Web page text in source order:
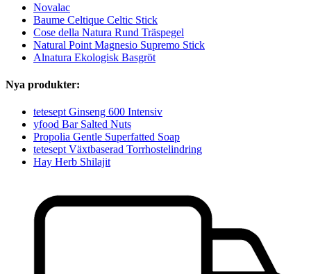
Novalac
Baume Celtique Celtic Stick
Cose della Natura Rund Träspegel
Natural Point Magnesio Supremo Stick
Alnatura Ekologisk Basgröt
Nya produkter:
tetesept Ginseng 600 Intensiv
yfood Bar Salted Nuts
Propolia Gentle Superfatted Soap
tetesept Växtbaserad Torrhostelindring
Hay Herb Shilajit